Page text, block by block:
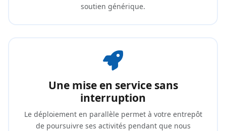
soutien générique.
Une mise en service sans
interruption
Le déploiement en parallèle permet à votre entrepôt
de poursuivre ses activités pendant que nous